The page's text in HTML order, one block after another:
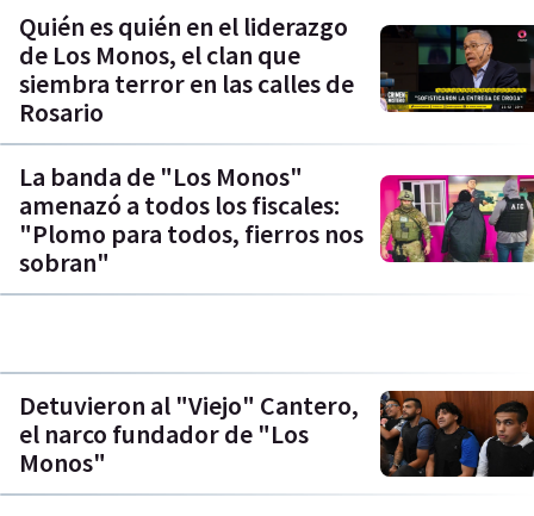
Quién es quién en el liderazgo
de Los Monos, el clan que
siembra terror en las calles de
Rosario
La banda de "Los Monos"
amenazó a todos los fiscales:
"Plomo para todos, fierros nos
sobran"
Detuvieron al "Viejo" Cantero,
el narco fundador de "Los
Monos"